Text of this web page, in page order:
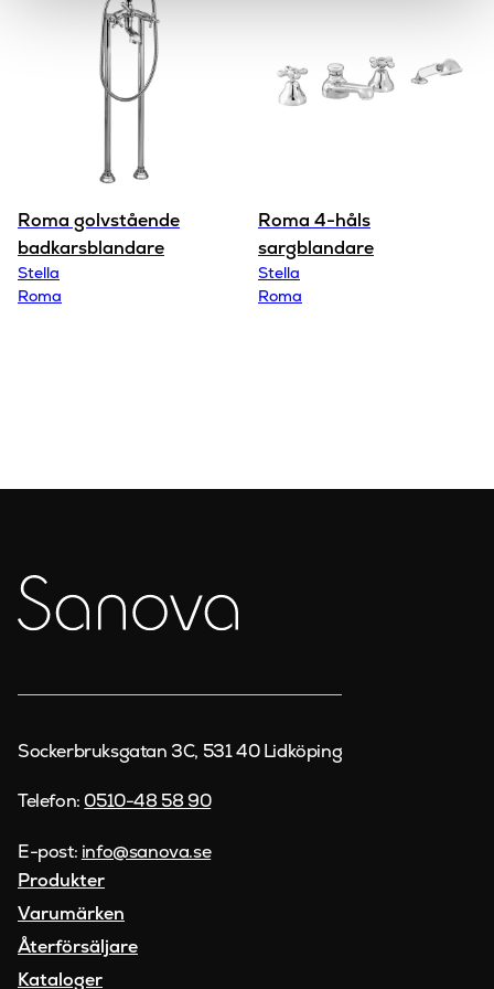
Roma golvstående
badkarsblandare
Stella
Roma
Roma 4-håls
sargblandare
Stella
Roma
Sockerbruksgatan 3C, 531 40 Lidköping
Telefon: 0510-48 58 90
E-post: info@sanova.se
Produkter
Varumärken
Återförsäljare
Kataloger